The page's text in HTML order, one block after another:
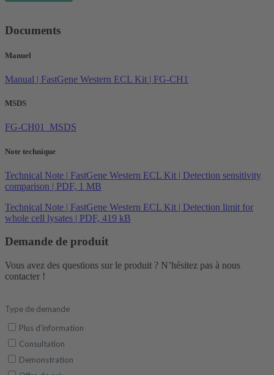
Documents
Manuel
Manual | FastGene Western ECL Kit | FG-CH1
MSDS
FG-CH01_MSDS
Note technique
Technical Note | FastGene Western ECL Kit | Detection sensitivity
comparison | PDF, 1 MB
Technical Note | FastGene Western ECL Kit | Detection limit for
whole cell lysates | PDF, 419 kB
Demande de produit
Vous avez des questions sur le produit ? N’hésitez pas à nous
contacter !